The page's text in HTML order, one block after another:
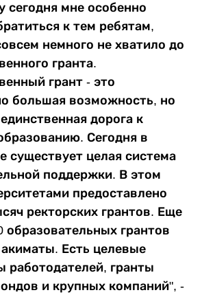
сегодня мне особенно
к тем ребятам,
немного не хватило до
гранта.
грант - это
большая возможность, но
дорога к
Сегодня в
существует целая система
поддержки. В этом
предоставлено
ректорских грантов. Еще
образовательных грантов
Есть целевые
работодателей, гранты
и крупных компаний", -